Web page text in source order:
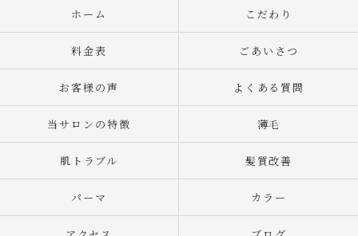
ホーム こだわり
料金表 ごあいさつ
お客様の声 よくある質問
当サロンの特徴 薄毛
肌トラブル 髪質改善
パーマ カラー